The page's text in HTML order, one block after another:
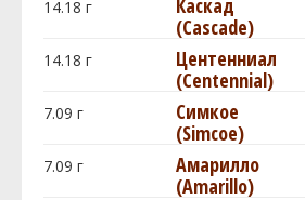
14.18 г
Каскад
(Cascade)
14.18 г
Центенниал
(Centennial)
7.09 г
Симкое
(Simcoe)
7.09 г
Амарилло
(Amarillo)